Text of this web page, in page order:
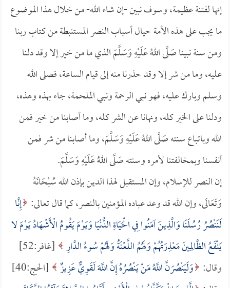
إنها لفتنة عظيمة، وسوف نبين -إن شاء الله- من خلال هذا الموضوع
ما يجب على هذه الأمة حيال أسباب النصر المستنبطة من كتاب ربنا
ومن سنة نبينا صَلَّى اللهُ عَلَيْهِ وَسَلَّمَ الذي ما من خير إلا وقد دلنا
عليه، وما من شر إلا وقد حذرنا منه إلى قيام الساعة، فصلى الله
وسلم وبارك عليه، فهو نبي الرحمة ونبي الملحمة، جاء بهذه وهذه،
ودلنا على الخير كله، ونهانا عن الشر كله، وما أصابنا من خير فمن
الله وباتباع سنته صَلَّى اللهُ عَلَيْهِ وَسَلَّمَ، وما أصابنا من شر فمن
أنفسنا وبمخالفتنا لأمره وسنته صَلَّى اللهُ عَلَيْهِ وَسَلَّمَ.
إن النصر للإسلام، وإن المستقبل لهذا الدين بإذن الله سُبْحَانَهُ
وَتَعَالَى، وإن الله قد وعد عباده المؤمنين بالنصر، كما قال تعالى: إِنَّا
لَنَنْصُرُ رُسُلَنَا وَالَّذِينَ آمَنُوا فِي الْحَيَاةِ الدُّنْيَا وَيَوْمَ يَقُومُ الْأَشْهَادُ يَوْمَ لا
يَنْفَعُ الظَّالِمِينَ مَعْذِرَتُهُمْ وَلَهُمُ اللَّعْنَةُ وَلَهُمْ سُوءُ الدَّارِ
[غافر:52]
وقال: وَلَيَنْصُرَنَّ اللَّهُ مَنْ يَنْصُرُهُ إِنَّ اللَّهَ لَقَوِيٌّ عَزِيزٌ
[الحج:40]